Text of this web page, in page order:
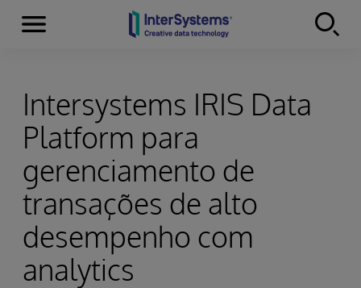
Skip to content
Menu
Intersystems IRIS Data
Platform para
gerenciamento de
transações de alto
desempenho com
analytics